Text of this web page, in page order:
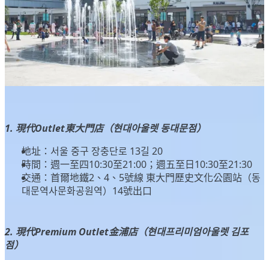
1. 現代Outlet東大門店（현대아울렛 동대문점）
地址：서울 중구 장충단로 13길 20
時間：週一至四10:30至21:00；週五至日10:30至21:30
交通：首爾地鐵2、4、5號線 東大門歷史文化公園站（동
대문역사문화공원역）14號出口
2. 現代Premium Outlet金浦店（현대프리미엄아울렛 김포
점）